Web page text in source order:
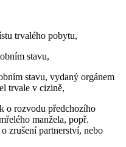
trvalého pobytu,
stavu,
stavu, vydaný orgánem
trvale v cizině,
o rozvodu předchozího
manžela, popř.
zrušení partnerství, nebo